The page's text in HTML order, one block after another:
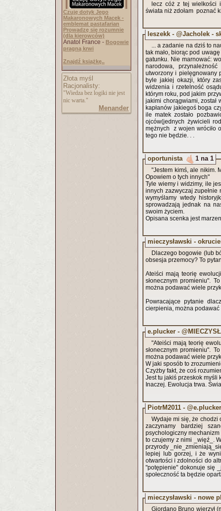
Czuję dotyk Jego
Makaronowych Macek -
emblemat pastafarian
Prowadzę się rozumnie
(dla kierowców)
Anatol France - Bogowie
pragną krwi
Znajdź książkę..
Złota myśl
Racjonalisty:
"Wiedza bez logiki nie jest
nic warta."
Menander
lecz cóż z tej wielkości
świata niż zdołam poznać
leszekk - @Jacholek -
... a zadanie na dziś to
tak mało, biorąc pod
gatunku. Nie marnować:
narodowa,
utworzony i pielęgnowany
byle jakiej okazji, który
widzenia i rzetelność
którym roku, pod jakim
jakimi chorągwiami, został
kapłanów jakiegoś boga
ile matek zostało
ojców(jednych żywicieli
mężnych z wojen wróciło
tego nie będzie. . .
oportunista 1 na 1
"Jestem kimś, ale nikim.
Opowiem o tych innych"
Tyle wiemy i widzimy, ile
innych zazwyczaj
wymyślamy wtedy
sprowadzają jednak na
swoim życiem.
Opisana scenka jest
mieczysławski -
Dlaczego bogowie (lub
obsesja przemocy? To
Ateiści mają teorię
słonecznym promieniu".
można podawać wiele
Powracające pytanie
cierpienia, można
e.plucker -
"Ateiści mają teorię
słonecznym promieniu".
można podawać wiele
W jaki sposób to
Czyżby fakt, że coś
Jest tu jakiś przeskok
Inaczej. Ewolucja trwa.
PiotrM2011 - @e.plucker
Wydaje mi się, że chodzi
zaczynamy bardziej
psychologiczny
to czujemy z nimi _więź_.
przyrody
lepiej lub gorzej, i że
otwartości i zdolności do
"potępienie" dokonuje się
społeczność ta będzie
mieczysławski - nowe
Giordano Bruno wierzył